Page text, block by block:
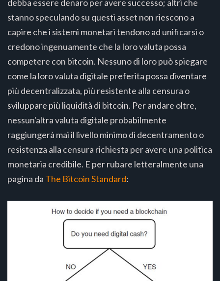
debba essere denaro per avere successo; altri che
stanno speculando su questi asset non riescono a
capire che i sistemi monetari tendono ad unificarsi o
credono ingenuamente che la loro valuta possa
competere con bitcoin. Nessuno di loro può spiegare
come la loro valuta digitale preferita possa diventare
più decentralizzata, più resistente alla censura o
sviluppare più liquidità di bitcoin. Per andare oltre,
nessun'altra valuta digitale probabilmente
raggiungerà mai il livello minimo di decentramento o
resistenza alla censura richiesta per avere una politica
monetaria credibile. E per rubare letteralmente una
pagina da The Bitcoin Standard: